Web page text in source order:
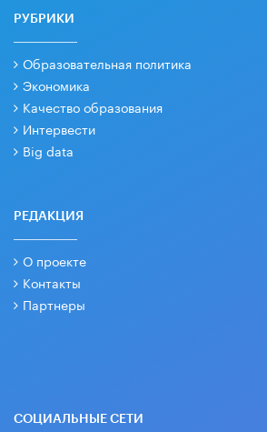
РУБРИКИ
Образовательная политика
Экономика
Качество образования
Интервести
Big data
РЕДАКЦИЯ
О проекте
Контакты
Партнеры
СОЦИАЛЬНЫЕ СЕТИ